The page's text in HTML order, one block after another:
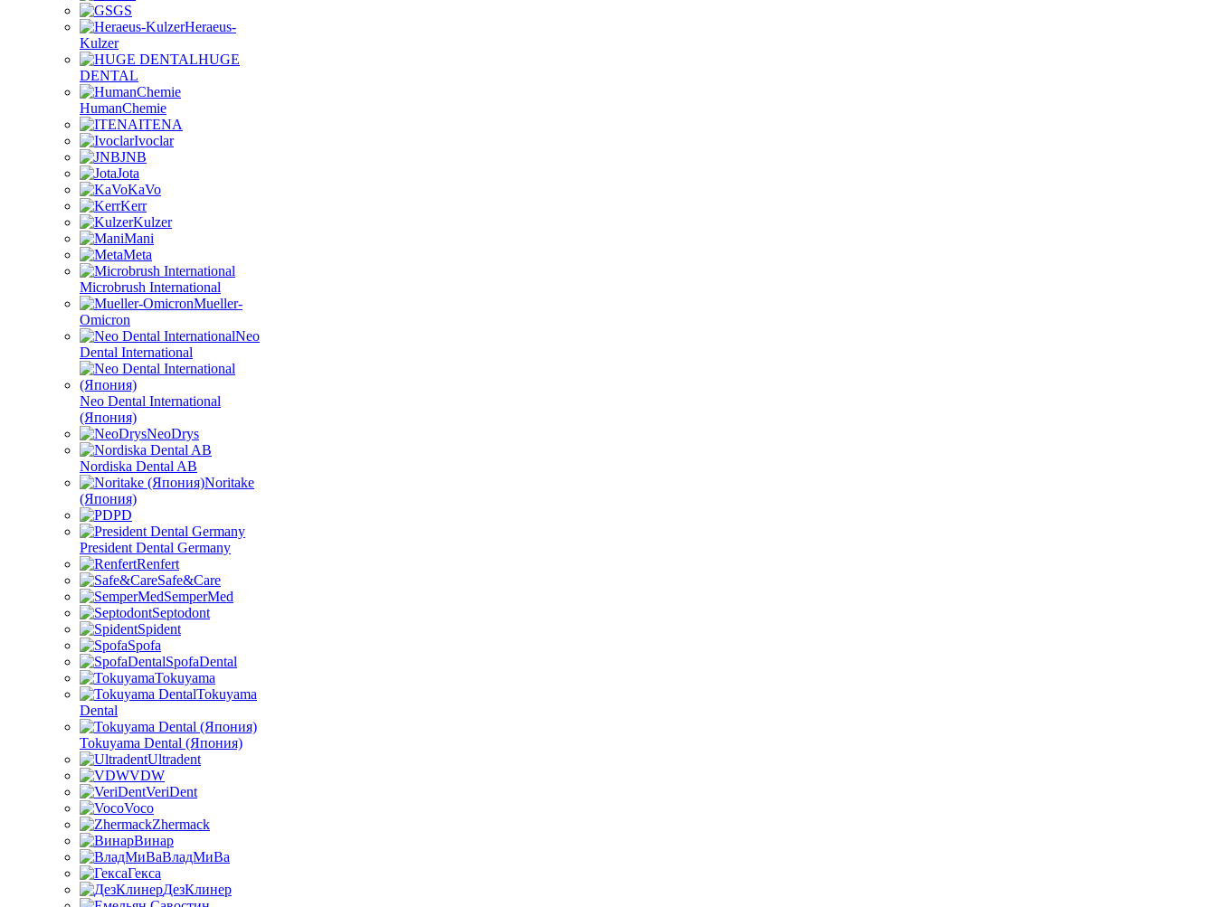
GS
Heraeus-
Kulzer
HUGE
DENTAL
HumanChemie
ITENA
Ivoclar
JNB
Jota
KaVo
Kerr
Kulzer
Mani
Meta
Microbrush International
Mueller-
Omicron
Neo
Dental International
Neo Dental International
(Япония)
NeoDrys
Nordiska Dental AB
Noritake
(Япония)
PD
President Dental Germany
Renfert
Safe&Care
SemperMed
Septodont
Spident
Spofa
SpofaDental
Tokuyama
Tokuyama
Dental
Tokuyama Dental (Япония)
Ultradent
VDW
VeriDent
Voco
Zhermack
Винар
ВладМиВа
Гекса
ДезКлинер